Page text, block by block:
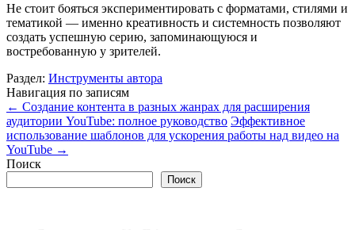
Не стоит бояться экспериментировать с форматами, стилями и
тематикой — именно креативность и системность позволяют
создать успешную серию, запоминающуюся и
востребованную у зрителей.
Раздел: Инструменты автора
Навигация по записям
← Создание контента в разных жанрах для расширения
аудитории YouTube: полное руководство Эффективное
использование шаблонов для ускорения работы над видео на
YouTube →
Поиск
Поиск